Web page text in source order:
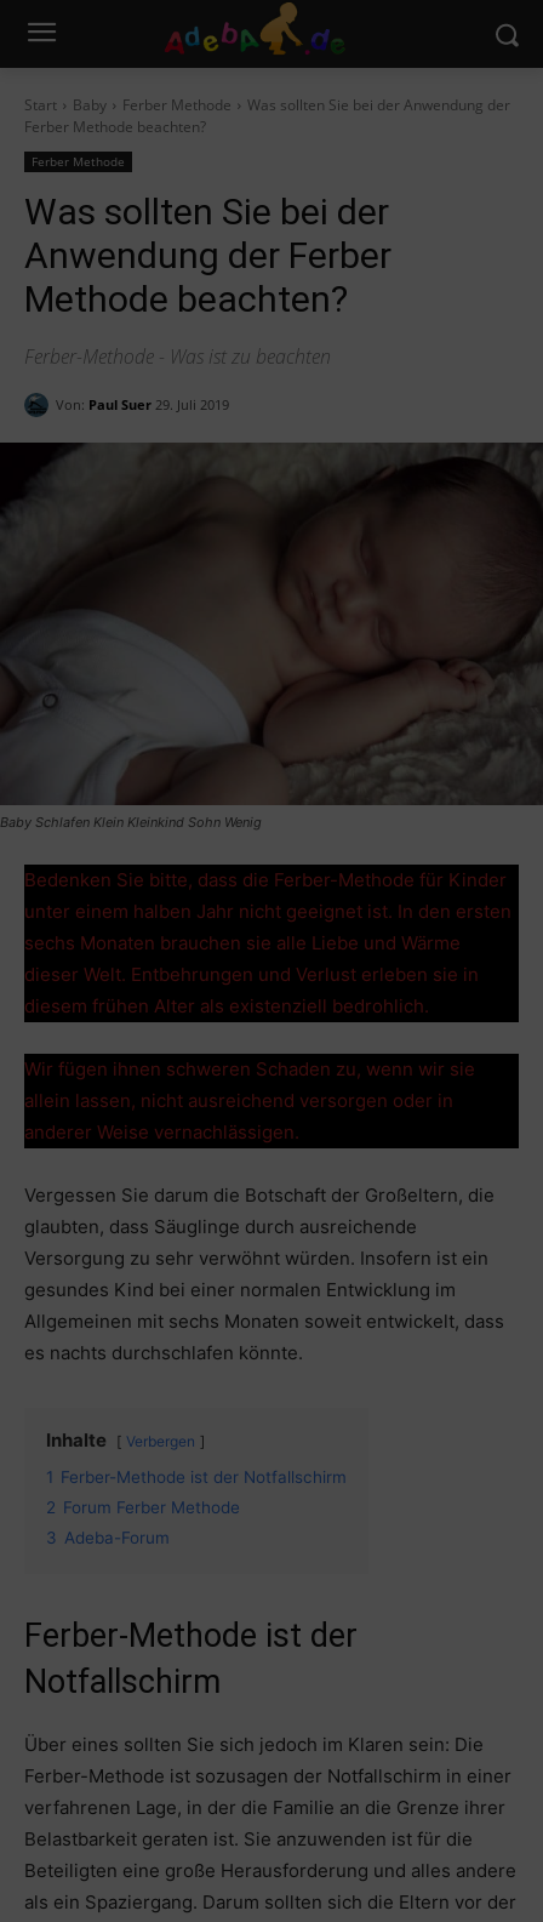
Start Baby Ferber Methode
Was sollten Sie bei der Anwendung der
Ferber Methode beachten?
Ferber Methode
Was sollten Sie bei der
Anwendung der Ferber
Methode beachten?
Ferber-Methode - Was ist zu beachten
Von: Paul Suer 29. Juli 2019
Baby Schlafen Klein Kleinkind Sohn Wenig
Bedenken Sie bitte, dass die Ferber-Methode für Kinder
unter einem halben Jahr nicht geeignet ist. In den ersten
sechs Monaten brauchen sie alle Liebe und Wärme
dieser Welt. Entbehrungen und Verlust erleben sie in
diesem frühen Alter als existenziell bedrohlich.
Wir fügen ihnen schweren Schaden zu, wenn wir sie
allein lassen, nicht ausreichend versorgen oder in
anderer Weise vernachlässigen.
Vergessen Sie darum die Botschaft der Großeltern, die
glaubten, dass Säuglinge durch ausreichende
Versorgung zu sehr verwöhnt würden. Insofern ist ein
gesundes Kind bei einer normalen Entwicklung im
Allgemeinen mit sechs Monaten soweit entwickelt, dass
es nachts durchschlafen könnte.
Inhalte Verbergen
1 Ferber-Methode ist der Notfallschirm
2 Forum Ferber Methode
3 Adeba-Forum
Ferber-Methode ist der
Notfallschirm
Über eines sollten Sie sich jedoch im Klaren sein: Die
Ferber-Methode ist sozusagen der Notfallschirm in einer
verfahrenen Lage, in der die Familie an die Grenze ihrer
Belastbarkeit geraten ist. Sie anzuwenden ist für die
Beteiligten eine große Herausforderung und alles andere
als ein Spaziergang. Darum sollten sich die Eltern vor der